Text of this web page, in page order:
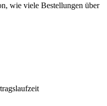
wie viele Bestellungen über